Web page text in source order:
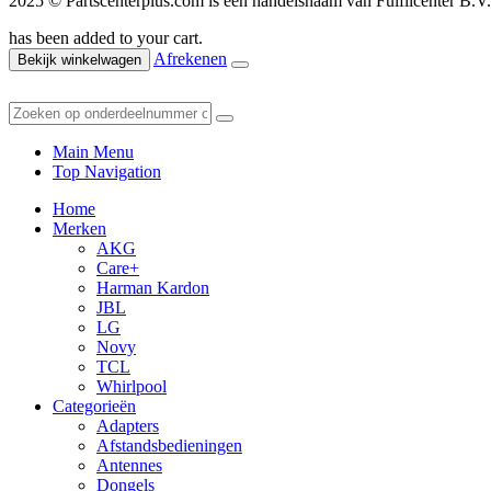
has been added to your cart.
Bekijk winkelwagen Afrekenen
Main Menu
Top Navigation
Home
Merken
AKG
Care+
Harman Kardon
JBL
LG
Novy
TCL
Whirlpool
Categorieën
Adapters
Afstandsbedieningen
Antennes
Dongels